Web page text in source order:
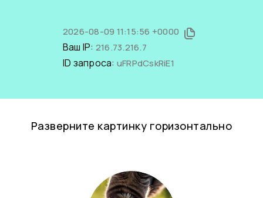
2026-08-09 11:15:56 +0000
Ваш IP: 216.73.216.7
ID запроса: uFRPdCskRiE1
Разверните картинку горизонтально